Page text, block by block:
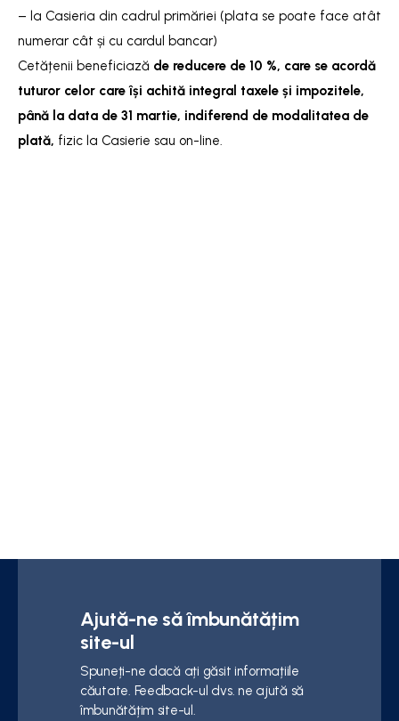
– la Casieria din cadrul primăriei (plata se poate face atât
numerar cât și cu cardul bancar)
Cetățenii beneficiază de reducere de 10 %, care se acordă
tuturor celor care își achită integral taxele și impozitele,
până la data de 31 martie, indiferend de modalitatea de
plată, fizic la Casierie sau on-line.
Ajută-ne să îmbunătățim
site-ul
Spuneți-ne dacă ați găsit informațiile
căutate. Feedback-ul dvs. ne ajută să
îmbunătățim site-ul.